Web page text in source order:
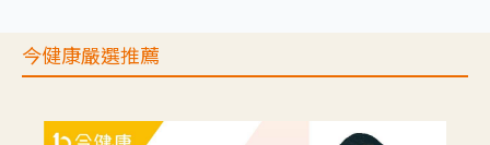
今健康嚴選推薦